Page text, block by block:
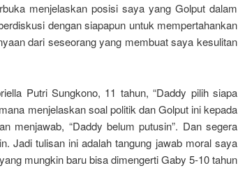
menjelaskan posisi saya yang Golput dalam
dengan siapapun untuk mempertahankan
dari seseorang yang membuat saya kesulitan
Putri Sungkono, 11 tahun, “Daddy pilih siapa
menjelaskan soal politik dan Golput ini kepada
menjawab, “Daddy belum putusin”. Dan segera
Jadi tulisan ini adalah tangung jawab moral saya
mungkin baru bisa dimengerti Gaby 5-10 tahun